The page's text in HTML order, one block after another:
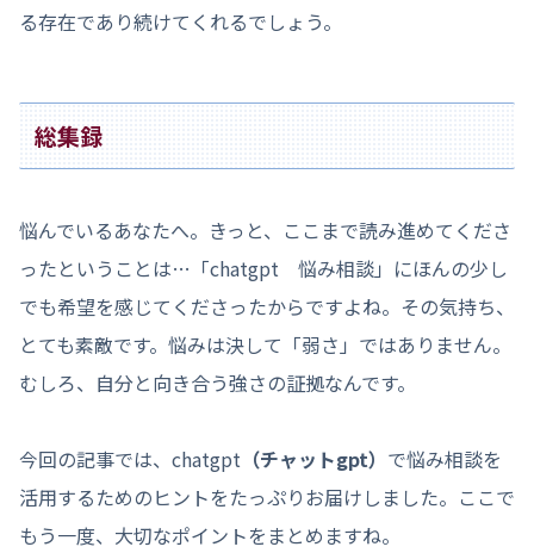
る存在であり続けてくれるでしょう。
総集録
悩んでいるあなたへ。きっと、ここまで読み進めてくださ
ったということは…「chatgpt 悩み相談」にほんの少し
でも希望を感じてくださったからですよね。その気持ち、
とても素敵です。悩みは決して「弱さ」ではありません。
むしろ、自分と向き合う強さの証拠なんです。
今回の記事では、chatgpt （チャットgpt） で悩み相談を
活用するためのヒントをたっぷりお届けしました。ここで
もう一度、大切なポイントをまとめますね。